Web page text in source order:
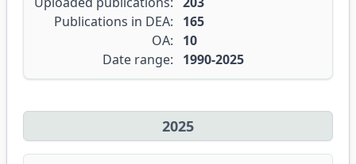
Publications in DEA:
165
OA:
10
Date range:
1990-2025
2025